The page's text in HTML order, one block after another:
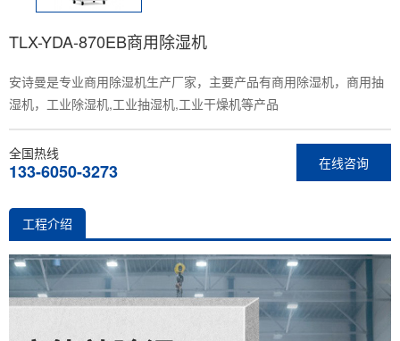
TLX-YDA-870EB商用除湿机
安诗曼是专业商用除湿机生产厂家，主要产品有商用除湿机，商用抽
湿机，工业除湿机,工业抽湿机,工业干燥机等产品
在线咨询
全国热线
133-6050-3273
工程介绍